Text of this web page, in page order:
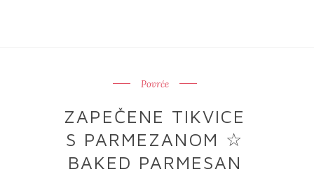
Povrće
ZAPEČENE TIKVICE
S PARMEZANOM ☆
BAKED PARMESAN